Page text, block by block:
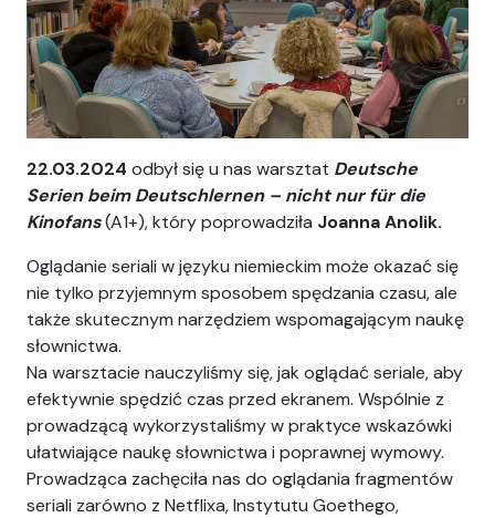
22.03.2024 odbył się u nas warsztat Deutsche
Serien beim Deutschlernen – nicht nur für die
Kinofans(A1+), który poprowadziła Joanna Anolik.
Oglądanie seriali w języku niemieckim może okazać się
nie tylko przyjemnym sposobem spędzania czasu, ale
także skutecznym narzędziem wspomagającym naukę
słownictwa.
Na warsztacie nauczyliśmy się, jak oglądać seriale, aby
efektywnie spędzić czas przed ekranem. Wspólnie z
prowadzącą wykorzystaliśmy w praktyce wskazówki
ułatwiające naukę słownictwa i poprawnej wymowy.
Prowadząca zachęciła nas do oglądania fragmentów
seriali zarówno z Netflixa, Instytutu Goethego,